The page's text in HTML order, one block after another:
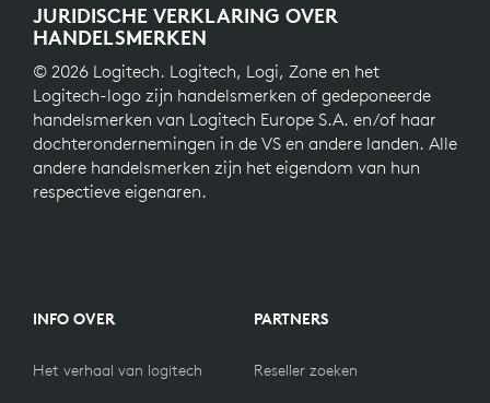
JURIDISCHE VERKLARING OVER
HANDELSMERKEN
© 2026 Logitech. Logitech, Logi, Zone en het
Logitech-logo zijn handelsmerken of gedeponeerde
handelsmerken van Logitech Europe S.A. en/of haar
dochterondernemingen in de VS en andere landen. Alle
andere handelsmerken zijn het eigendom van hun
respectieve eigenaren.
INFO OVER
Het verhaal van logitech
PARTNERS
Reseller zoeken